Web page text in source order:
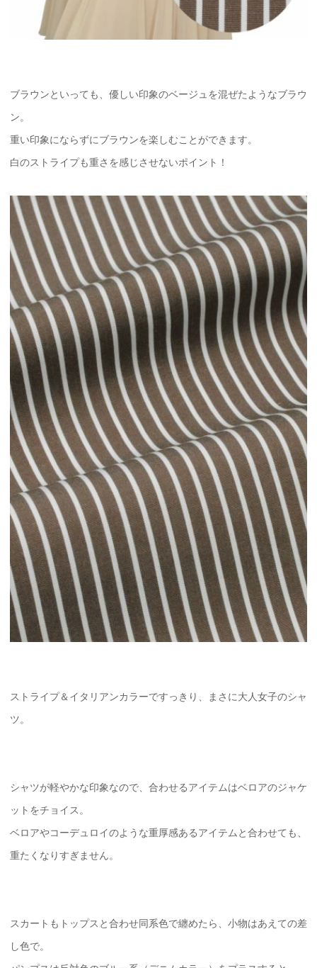
ブラウンといっても、優しい印象のベージュを混ぜたようなブラウ
ン。
重い印象にならずにブラウンを楽しむことができます。
白のストライプも重さを感じさせないポイント！
ストライプ＆イタリアンカラーですっきり、まさに大人女子のシャ
ツ。
シャツが軽やかな印象なので、合わせるアイテムはベロアのジャケ
ットをチョイス。
ベロアやコーデュロイのような重厚感あるアイテムと合わせても、
重たくなりすぎません。
スカートもトップスと合わせ同系色で纏めたら、小物はあえての差
し色で。